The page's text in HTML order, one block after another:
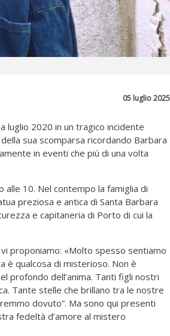
05 luglio 2025
luglio 2020 in un tragico incidente
sua scomparsa ricordando Barbara
in eventi che più di una volta
alle 10. Nel contempo la famiglia di
preziosa e antica di Santa Barbara
e capitaneria di Porto di cui la
proponiamo: «Molto spesso sentiamo
è qualcosa di misterioso. Non è
profondo dell’anima. Tanti figli nostri
Tante stelle che brillano tra le nostre
dovuto”. Ma sono qui presenti
fedeltà d’amore al mistero